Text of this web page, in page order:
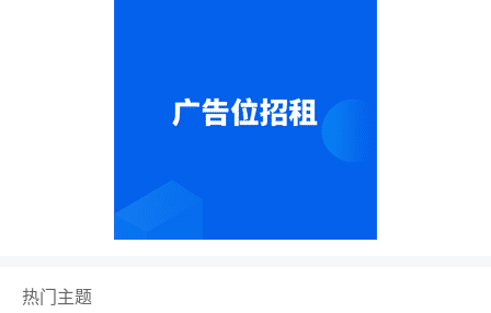
热门主题